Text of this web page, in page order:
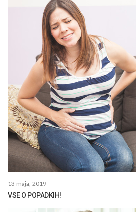
13 maja, 2019
VSE O POPADKIH!